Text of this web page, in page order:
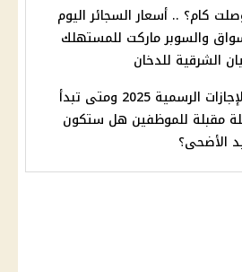
كام؟ .. أسعار السجائر اليوم
والسوبر ماركت للمستهلك
الشرقية للدخان
جدول الإجازات الرسمية 2025 ومتى تبدأ
مقبلة للموظفين هل ستكون
الأضحى؟